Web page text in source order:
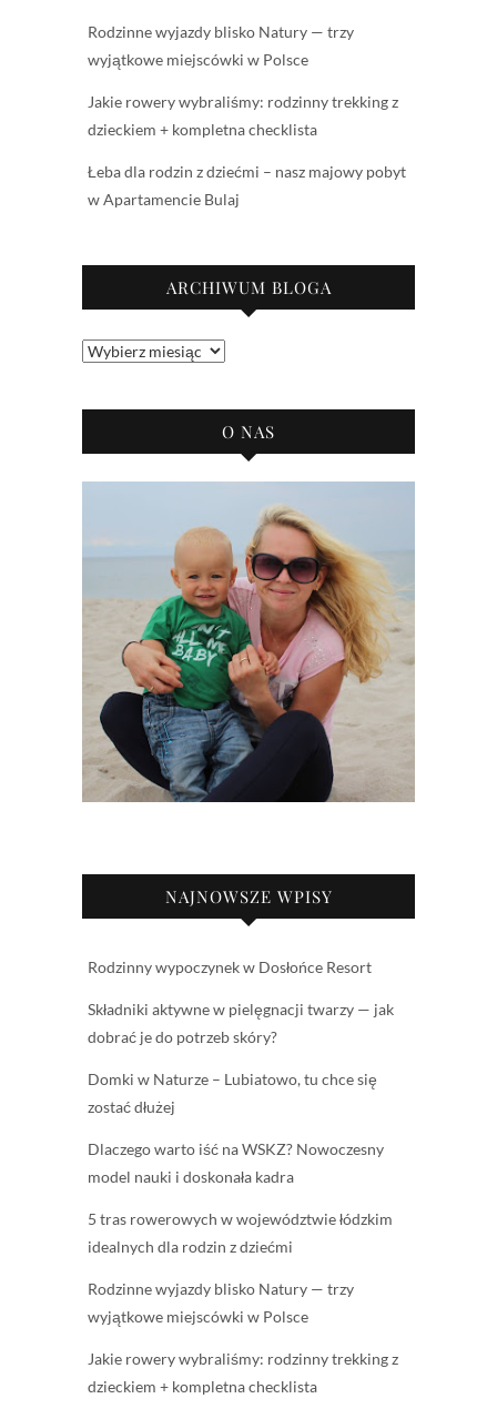
Rodzinne wyjazdy blisko Natury — trzy
wyjątkowe miejscówki w Polsce
Jakie rowery wybraliśmy: rodzinny trekking z
dzieckiem + kompletna checklista
Łeba dla rodzin z dziećmi – nasz majowy pobyt
w Apartamencie Bulaj
ARCHIWUM BLOGA
Archiwum
O NAS
NAJNOWSZE WPISY
Rodzinny wypoczynek w Dosłońce Resort
Składniki aktywne w pielęgnacji twarzy — jak
dobrać je do potrzeb skóry?
Domki w Naturze – Lubiatowo, tu chce się
zostać dłużej
Dlaczego warto iść na WSKZ? Nowoczesny
model nauki i doskonała kadra
5 tras rowerowych w województwie łódzkim
idealnych dla rodzin z dziećmi
Rodzinne wyjazdy blisko Natury — trzy
wyjątkowe miejscówki w Polsce
Jakie rowery wybraliśmy: rodzinny trekking z
dzieckiem + kompletna checklista